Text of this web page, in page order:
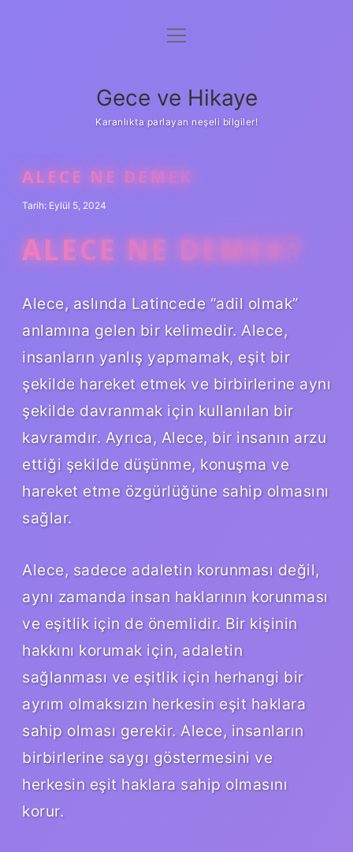
Anasayfa
Yasal Uyarı
menüyü
Gece ve Hikaye
Karanlıkta parlayan neşeli bilgiler!
ALECE NE DEMEK
Tarih: Eylül 5, 2024
ALECE NE DEMEK?
Alece, aslında Latincede “adil olmak”
anlamına gelen bir kelimedir. Alece,
insanların yanlış yapmamak, eşit bir
şekilde hareket etmek ve birbirlerine aynı
şekilde davranmak için kullanılan bir
kavramdır. Ayrıca, Alece, bir insanın arzu
ettiği şekilde düşünme, konuşma ve
hareket etme özgürlüğüne sahip olmasını
sağlar.
Alece, sadece adaletin korunması değil,
aynı zamanda insan haklarının korunması
ve eşitlik için de önemlidir. Bir kişinin
hakkını korumak için, adaletin
sağlanması ve eşitlik için herhangi bir
ayrım olmaksızın herkesin eşit haklara
sahip olması gerekir. Alece, insanların
birbirlerine saygı göstermesini ve
herkesin eşit haklara sahip olmasını
korur.